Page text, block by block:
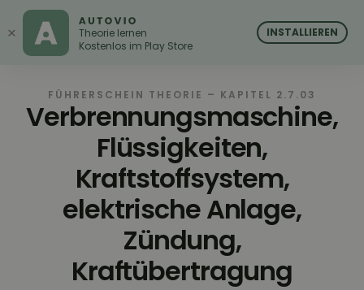
AUTOVIO
FÜHRERSCHEIN THEORIE – KAPITEL 2.7.03
Verbrennungsmaschine,
Flüssigkeiten,
Kraftstoffsystem,
elektrische Anlage,
Zündung,
Kraftübertragung
× AUTOVIO
Theorie lernen
Kostenlos im Play Store
INSTALLIEREN